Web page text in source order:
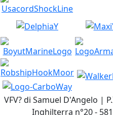
VFV? di Samuel D'Angelo |
Inghilterra n°20 -